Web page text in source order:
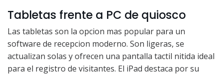
Tabletas frente a PC de quiosco
Las tabletas son la opcion mas popular para un
software de recepcion moderno. Son ligeras, se
actualizan solas y ofrecen una pantalla tactil nitida ideal
para el registro de visitantes. El iPad destaca por su